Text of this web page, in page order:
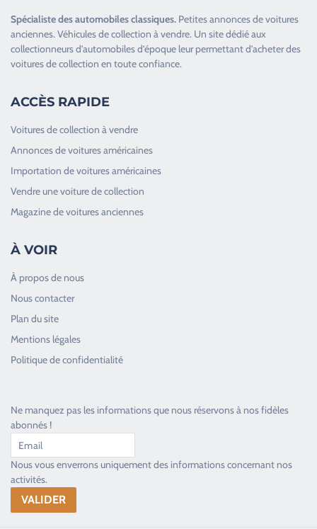
Spécialiste desautomobiles classiques. Petites annonces devoitures
anciennes.Véhicules de collection à vendre. Un site dédié aux
collectionneurs d’automobiles d’époque leur permettant d’acheter des
voitures de collection en toute confiance.
ACCÈS RAPIDE
Voitures de collection à vendre
Annonces de voitures américaines
Importation de voitures américaines
Vendre une voiture de collection
Magazine de voitures anciennes
À VOIR
À propos de nous
Nous contacter
Plan du site
Mentions légales
Politique de confidentialité
Ne manquez pas les informations que nous réservons à nos fidèles
abonnés !
Nous vous enverrons uniquement des informations concernant nos
activités.
Toujours heureux d'aider les passionnés